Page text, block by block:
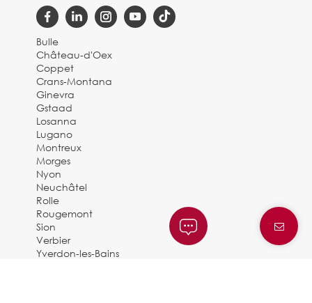
Bulle
Château-d'Oex
Coppet
Crans-Montana
Ginevra
Gstaad
Losanna
Lugano
Montreux
Morges
Nyon
Neuchâtel
Rolle
Rougemont
Sion
Verbier
Yverdon-les-Bains